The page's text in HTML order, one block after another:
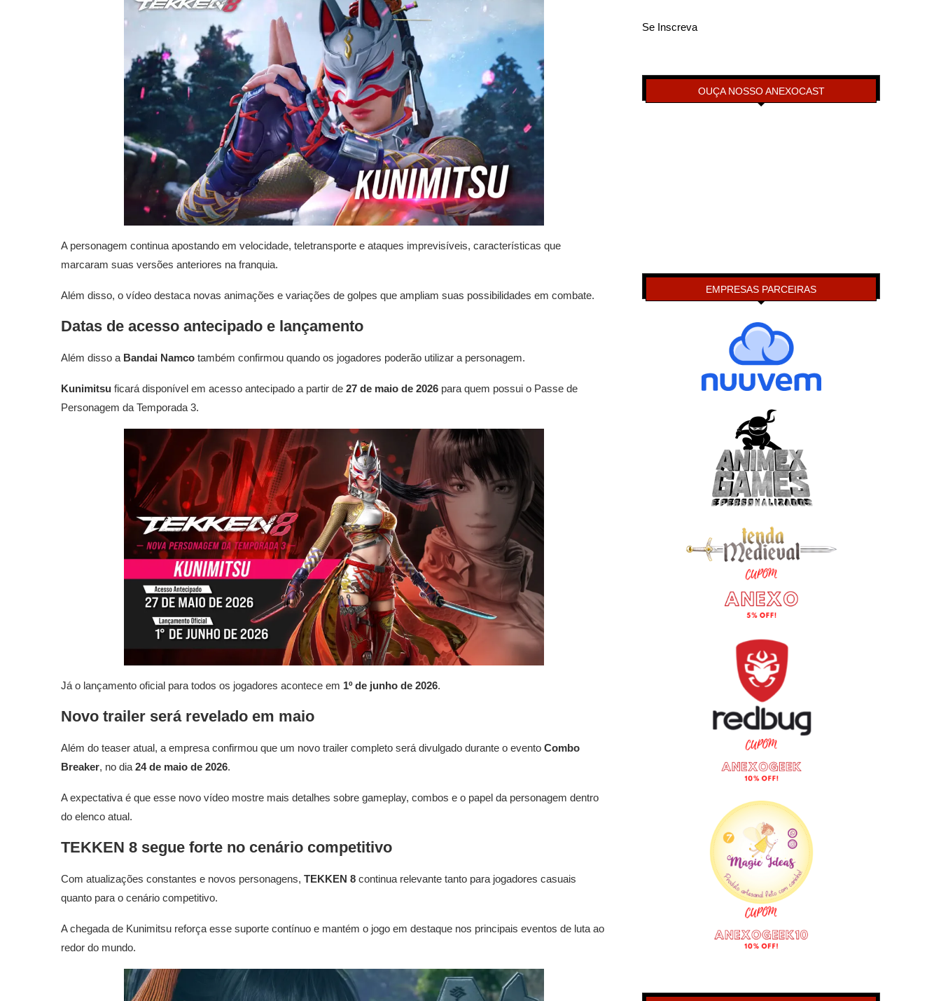
A personagem continua apostando em velocidade, teletransporte e ataques imprevisíveis, características que
marcaram suas versões anteriores na franquia.
Além disso, o vídeo destaca novas animações e variações de golpes que ampliam suas possibilidades em combate.
Datas de acesso antecipado e lançamento
Além disso a Bandai Namco também confirmou quando os jogadores poderão utilizar a personagem.
Kunimitsu ficará disponível em acesso antecipado a partir de 27 de maio de 2026 para quem possui o Passe de
Personagem da Temporada 3.
Já o lançamento oficial para todos os jogadores acontece em 1º de junho de 2026.
Novo trailer será revelado em maio
Além do teaser atual, a empresa confirmou que um novo trailer completo será divulgado durante o evento Combo
Breaker, no dia24 de maio de 2026.
A expectativa é que esse novo vídeo mostre mais detalhes sobre gameplay, combos e o papel da personagem dentro
do elenco atual.
TEKKEN 8 segue forte no cenário competitivo
Com atualizações constantes e novos personagens, TEKKEN 8 continua relevante tanto para jogadores casuais
quanto para o cenário competitivo.
A chegada de Kunimitsu reforça esse suporte contínuo e mantém o jogo em destaque nos principais eventos de luta ao
redor do mundo.
Se Inscreva
OUÇA NOSSO ANEXOCAST
EMPRESAS PARCEIRAS